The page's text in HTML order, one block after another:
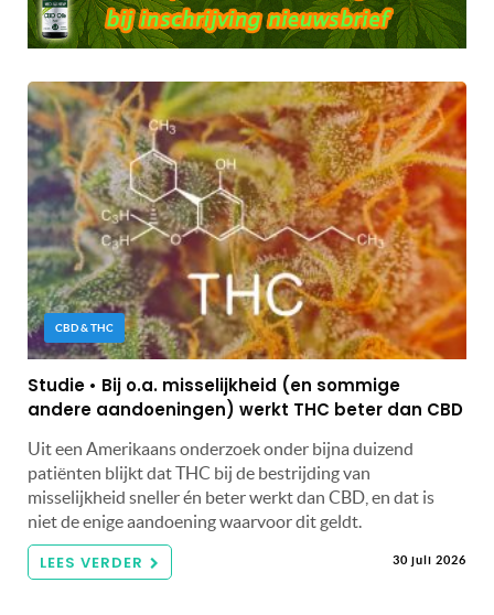
CBD & THC
Studie • Bij o.a. misselijkheid (en sommige
andere aandoeningen) werkt THC beter dan CBD
Uit een Amerikaans onderzoek onder bijna duizend
patiënten blijkt dat THC bij de bestrijding van
misselijkheid sneller én beter werkt dan CBD, en dat is
niet de enige aandoening waarvoor dit geldt.
LEES VERDER 30 juli 2026